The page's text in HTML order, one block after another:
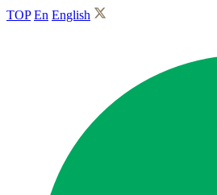
TOP En English